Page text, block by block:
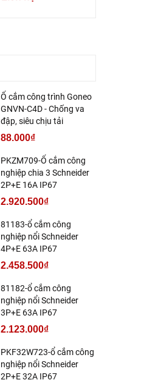
Ổ cắm công trình Goneo
GNVN-C4D - Chống va
đập, siêu chịu tải
88.000₫
PKZM709-Ổ cắm công
nghiệp chia 3 Schneider
2P+E 16A IP67
2.920.500₫
81183-ổ cắm công
nghiệp nổi Schneider
4P+E 63A IP67
2.458.500₫
81182-ổ cắm công
nghiệp nổi Schneider
3P+E 63A IP67
2.123.000₫
PKF32W723-ổ cắm công
nghiệp nổi Schneider
2P+E 32A IP67